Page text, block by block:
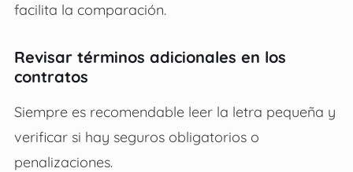
facilita la comparación.
Revisar términos adicionales en los
contratos
Siempre es recomendable leer la letra pequeña y
verificar si hay seguros obligatorios o
penalizaciones.